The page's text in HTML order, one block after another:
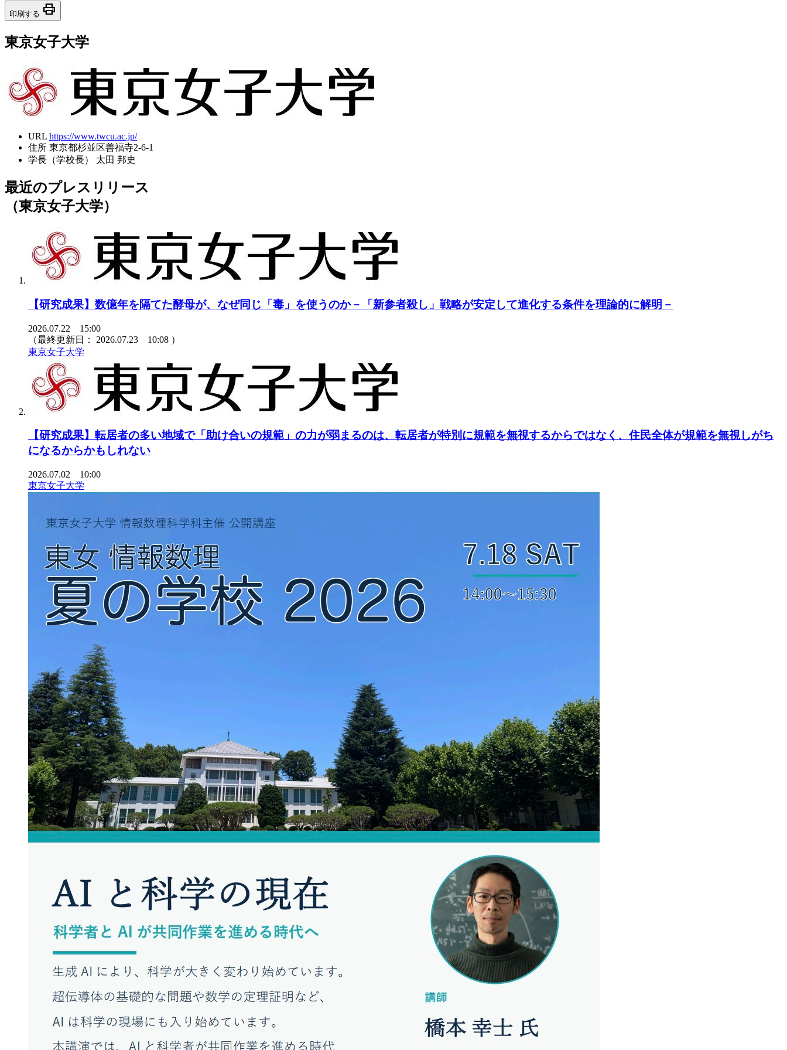
印刷する print
東京女子大学
URL https://www.twcu.ac.jp/
住所 東京都杉並区善福寺2-6-1
学長（学校長）
太田 邦史
最近のプレスリリース
（東京女子大学）
【研究成果】数億年を隔てた酵母が、なぜ同じ「毒」を使うのか－「新参者殺し」戦略が安定して進化する条件を理論的に解明－
2026.07.22 15:00
（最終更新日： 2026.07.23 10:08 ）
東京女子大学
【研究成果】転居者の多い地域で「助け合いの規範」の力が弱まるのは、転居者が特別に規範を無視するからではなく、住民全体が規範を無視しがち
になるからかもしれない
2026.07.02 10:00
東京女子大学